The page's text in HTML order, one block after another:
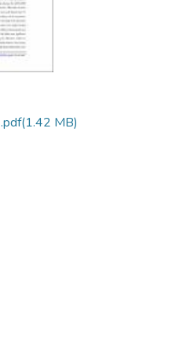
مستوى الاغتراب الوظيفي41.pdf(1.42 MB)